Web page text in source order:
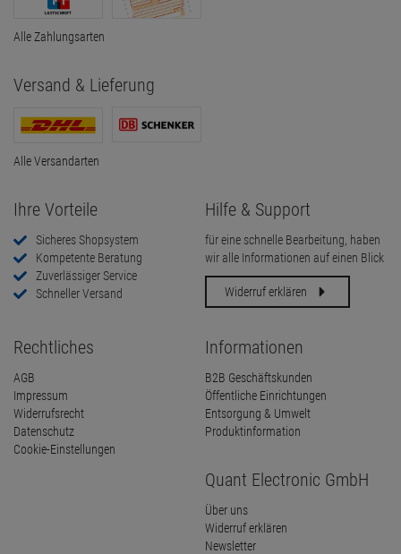
Alle Zahlungsarten
Versand & Lieferung
Alle Versandarten
Ihre Vorteile
Sicheres Shopsystem
Kompetente Beratung
Zuverlässiger Service
Schneller Versand
Hilfe & Support
für eine schnelle Bearbeitung, haben
wir alle Informationen auf einen Blick
Widerruf erklären
Rechtliches
AGB
Impressum
Widerrufsrecht
Datenschutz
Cookie-Einstellungen
Informationen
B2B Geschäftskunden
Öffentliche Einrichtungen
Entsorgung & Umwelt
Produktinformation
Quant Electronic GmbH
Über uns
Widerruf erklären
Newsletter